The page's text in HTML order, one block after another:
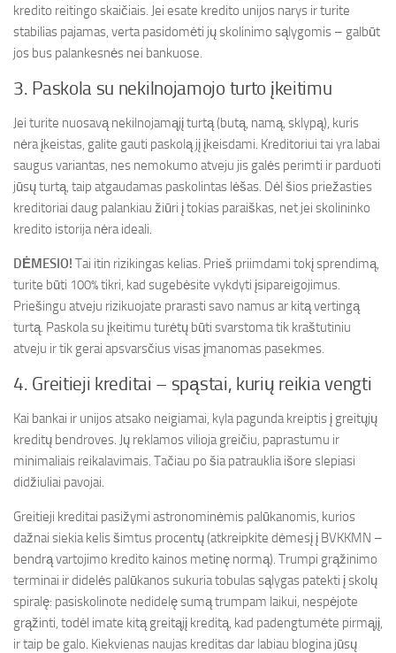
kredito reitingo skaičiais. Jei esate kredito unijos narys ir turite
stabilias pajamas, verta pasidomėti jų skolinimo sąlygomis – galbūt
jos bus palankesnės nei bankuose.
3. Paskola su nekilnojamojo turto įkeitimu
Jei turite nuosavą nekilnojamąjį turtą (butą, namą, sklypą), kuris
nėra įkeistas, galite gauti paskolą jį įkeisdami. Kreditoriui tai yra labai
saugus variantas, nes nemokumo atveju jis galės perimti ir parduoti
jūsų turtą, taip atgaudamas paskolintas lėšas. Dėl šios priežasties
kreditoriai daug palankiau žiūri į tokias paraiškas, net jei skolininko
kredito istorija nėra ideali.
DĖMESIO! Tai itin rizikingas kelias. Prieš priimdami tokį sprendimą,
turite būti 100% tikri, kad sugebėsite vykdyti įsipareigojimus.
Priešingu atveju rizikuojate prarasti savo namus ar kitą vertingą
turtą. Paskola su įkeitimu turėtų būti svarstoma tik kraštutiniu
atveju ir tik gerai apsvarsčius visas įmanomas pasekmes.
4. Greitieji kreditai – spąstai, kurių reikia vengti
Kai bankai ir unijos atsako neigiamai, kyla pagunda kreiptis į greitųjų
kreditų bendroves. Jų reklamos vilioja greičiu, paprastumu ir
minimaliais reikalavimais. Tačiau po šia patrauklia išore slepiasi
didžiuliai pavojai.
Greitieji kreditai pasižymi astronominėmis palūkanomis, kurios
dažnai siekia kelis šimtus procentų (atkreipkite dėmesį į BVKKMN –
bendrą vartojimo kredito kainos metinę normą). Trumpi grąžinimo
terminai ir didelės palūkanos sukuria tobulas sąlygas patekti į skolų
spiralę: pasiskolinote nedidelę sumą trumpam laikui, nespėjote
grąžinti, todėl imate kitą greitąjį kreditą, kad padengtumėte pirmąjį,
ir taip be galo. Kiekvienas naujas kreditas dar labiau blogina jūsų